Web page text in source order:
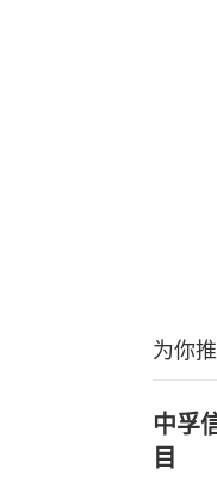
为你
中孚
目